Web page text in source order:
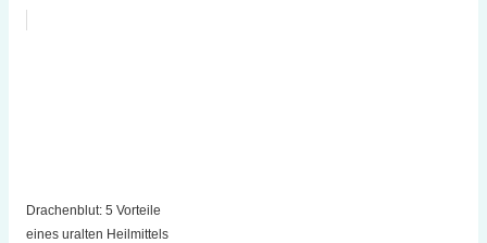
Drachenblut: 5 Vorteile
eines uralten Heilmittels